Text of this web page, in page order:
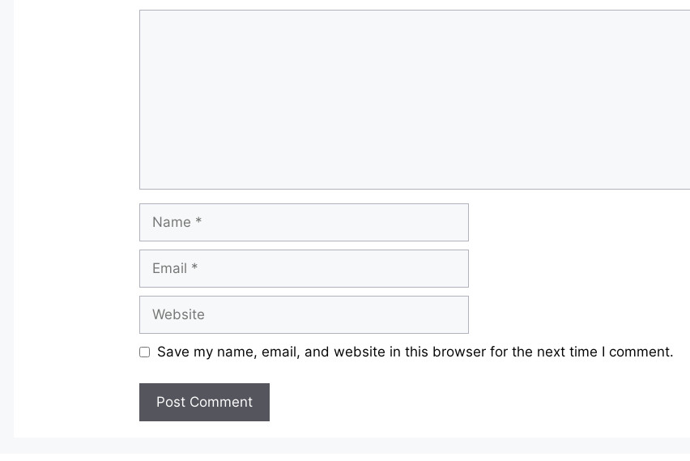
Name
Email
Website
Save my name, email, and website in this browser for the next time I comment.